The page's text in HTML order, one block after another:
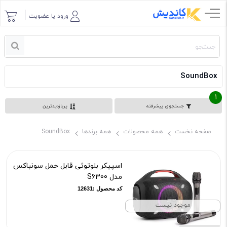
ورود یا عضویت
SoundBox
جستجوی پیشرفته
1
پربازدیدترین
صفحه نخست همه محصولات همه برندها SoundBox
موجود نیست
اسپیکر بلوتوثی قابل حمل سونباکس
مدل S6300
کد محصول :12631